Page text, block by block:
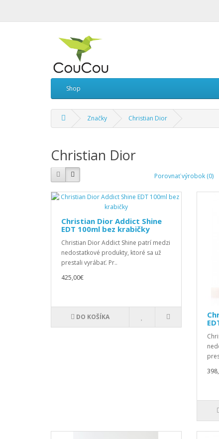
Shop
Značky Christian Dior
Christian Dior
Porovnať výrobok (0)
Christian Dior Addict Shine
EDT 100ml bez krabičky
Christian Dior Addict Shine patrí medzi
nedostatkové produkty, ktoré sa už
prestali vyrábať. Pr..
425,00€
DO KOŠÍKA